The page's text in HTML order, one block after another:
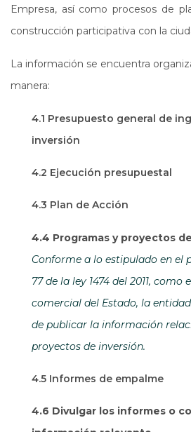
Empresa, así como procesos de
construcción participativa con la
La información se encuentra
manera:
4.1 Presupuesto general de
inversión
4.2 Ejecución presupuestal
4.3 Plan de Acción
4.4 Programas y proyectos
Conforme a lo estipulado en el
77 de la ley 1474 del 2011,
comercial del Estado, la
de publicar la información
proyectos de inversión.
4.5 Informes de empalme
4.6 Divulgar los informes o